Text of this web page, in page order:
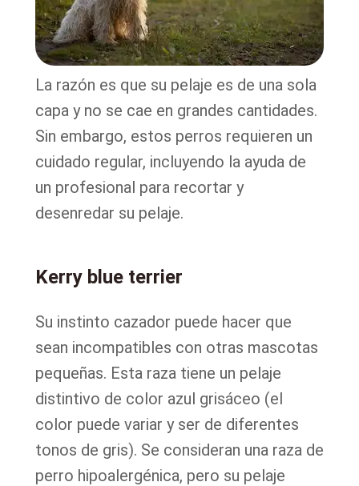
La razón es que su pelaje es de una sola
capa y no se cae en grandes cantidades.
Sin embargo, estos perros requieren un
cuidado regular, incluyendo la ayuda de
un profesional para recortar y
desenredar su pelaje.
Kerry blue terrier
Su instinto cazador puede hacer que
sean incompatibles con otras mascotas
pequeñas. Esta raza tiene un pelaje
distintivo de color azul grisáceo (el
color puede variar y ser de diferentes
tonos de gris). Se consideran una raza de
perro hipoalergénica, pero su pelaje